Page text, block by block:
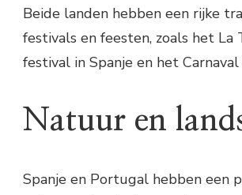
Beide landen hebben een rijke
festivals en feesten, zoals het La
festival in Spanje en het
Natuur en
Spanje en Portugal hebben een